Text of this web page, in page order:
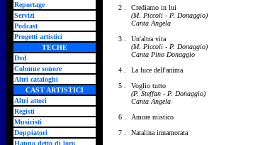
Reportage
Servizi
Podcast
Progetti artistici
TECHE
Dvd
Colonne sonore
Altri cataloghi
CAST ARTISTICI
Altri attori
Registi
Musicisti
Doppiatori
Hanno detto di loro
2 .
3 .
4 .
5 .
6 .
7 .
Crediamo in lui
(M. Piccoli - P. Donaggio)
Canta Angela
Un'altra vita
(M. Piccoli - P. Donaggio)
Canta Pino Donaggio
La luce dell'anima
Voglio tutto
(P. Steffan - P. Donaggio)
Canta Angela
Amore mistico
Natalina innamorata